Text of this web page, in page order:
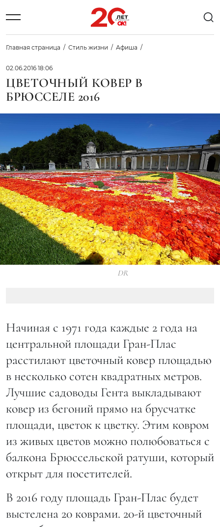
Главная страница Стиль жизни Афиша
02.06.2016 18:06
ЦВЕТОЧНЫЙ КОВЕР В
БРЮССЕЛЕ 2016
DR
Начиная с 1971 года каждые 2 года на
центральной площади Гран-Плас
расстилают цветочный ковер площадью
в несколько сотен квадратных метров.
Лучшие садоводы Гента выкладывают
ковер из бегоний прямо на брусчатке
площади, цветок к цветку. Этим ковром
из живых цветов можно полюбоваться с
балкона Брюссельской ратуши, который
открыт для посетителей.
В 2016 году площадь Гран-Плас будет
выстелена 20 коврами. 20-й цветочный